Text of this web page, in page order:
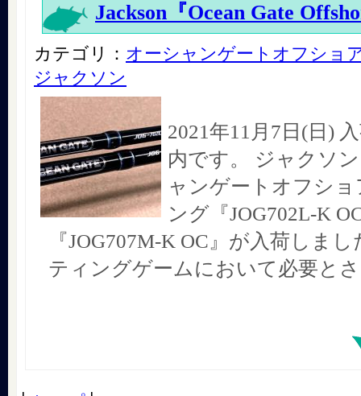
Jackson『Ocean Gate
カテゴリ： オーシャンゲートオフショ
ジャクソン
2021年11月7日(日)
内です。 ジャクソ
ャンゲートオフシ
ング『JOG702L-K
『JOG707M-K OC』が入荷しま
ティングゲームにおいて必要とさ